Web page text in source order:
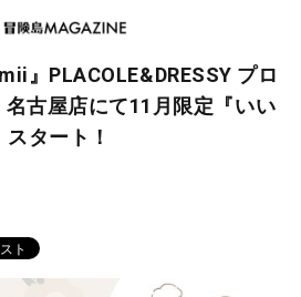
』PLACOLE&DRESSY プロ
古屋店にて11月限定『いい
タート！